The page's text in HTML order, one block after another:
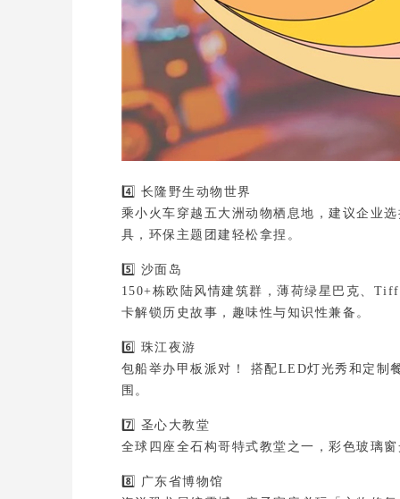
4️⃣ 长隆野生动物世界
乘小火车穿越五大洲动物栖息地，建议企业
具，环保主题团建轻松拿捏。
5️⃣ 沙面岛
150+栋欧陆风情建筑群，薄荷绿星巴克、
卡解锁历史故事，趣味性与知识性兼备。
6️⃣ 珠江夜游
包船举办甲板派对！
搭配LED灯光秀和定制
围。
7️⃣ 圣心大教堂
全球四座全石构哥特式教堂之一，彩色玻璃
8️⃣ 广东省博物馆